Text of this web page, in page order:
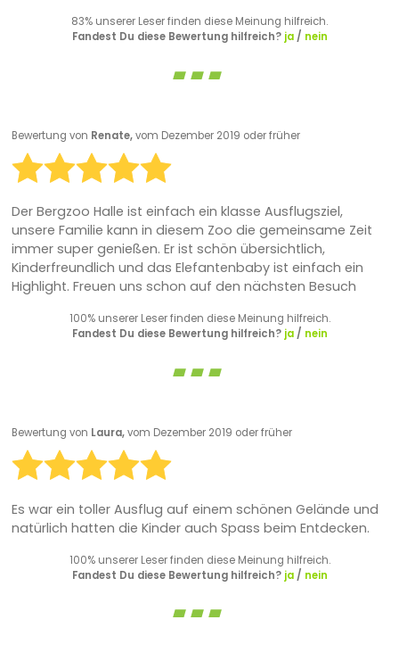
83% unserer Leser finden diese Meinung hilfreich.
Fandest Du diese Bewertung hilfreich? ja/ nein
Bewertung von Renate,vom Dezember 2019 oder früher
Der Bergzoo Halle ist einfach ein klasse Ausflugsziel,
unsere Familie kann in diesem Zoo die gemeinsame Zeit
immer super genießen. Er ist schön übersichtlich,
Kinderfreundlich und das Elefantenbaby ist einfach ein
Highlight. Freuen uns schon auf den nächsten Besuch
100% unserer Leser finden diese Meinung hilfreich.
Fandest Du diese Bewertung hilfreich? ja/ nein
Bewertung von Laura,vom Dezember 2019 oder früher
Es war ein toller Ausflug auf einem schönen Gelände und
natürlich hatten die Kinder auch Spass beim Entdecken.
100% unserer Leser finden diese Meinung hilfreich.
Fandest Du diese Bewertung hilfreich? ja/ nein